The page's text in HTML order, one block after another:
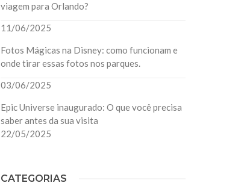
viagem para Orlando?
11/06/2025
Fotos Mágicas na Disney: como funcionam e
onde tirar essas fotos nos parques.
03/06/2025
Epic Universe inaugurado: O que você precisa
saber antes da sua visita
22/05/2025
CATEGORIAS